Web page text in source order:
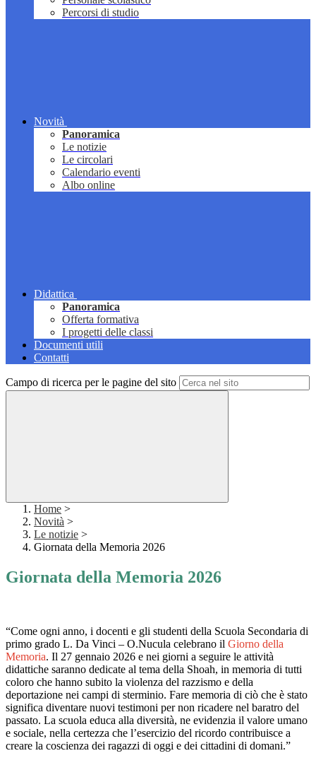
Percorsi di studio
Novità
Panoramica
Le notizie
Le circolari
Calendario eventi
Albo online
Didattica
Panoramica
Offerta formativa
I progetti delle classi
Documenti utili
Contatti
Campo di ricerca per le pagine del sito
Home >
Novità >
Le notizie >
Giornata della Memoria 2026
Giornata della Memoria 2026
“Come ogni anno, i docenti e gli studenti della Scuola Secondaria di
primo grado L. Da Vinci – O.Nucula celebrano il Giorno della
Memoria. Il 27 gennaio 2026 e nei giorni a seguire le attività
didattiche saranno dedicate al tema della Shoah, in memoria di tutti
coloro che hanno subito la violenza del razzismo e della
deportazione nei campi di sterminio. Fare memoria di ciò che è stato
significa diventare nuovi testimoni per non ricadere nel baratro del
passato. La scuola educa alla diversità, ne evidenzia il valore umano
e sociale, nella certezza che l’esercizio del ricordo contribuisce a
creare la coscienza dei ragazzi di oggi e dei cittadini di domani.”